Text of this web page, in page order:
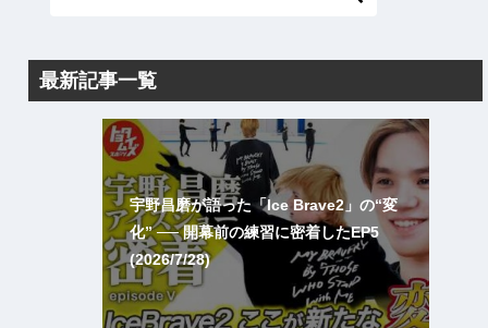
最新記事一覧
宇野昌磨が語った「Ice Brave2」の“変
化” ── 開幕前の練習に密着したEP5
(2026/7/28)